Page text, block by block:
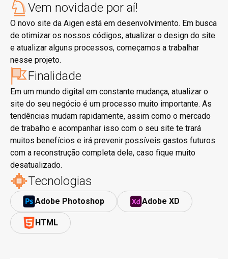
Vem novidade por aí!
O novo site da Aigen está em desenvolvimento. Em busca
de otimizar os nossos códigos, atualizar o design do site
e atualizar alguns processos, começamos a trabalhar
nesse projeto.
Finalidade
Em um mundo digital em constante mudança, atualizar o
site do seu negócio é um processo muito importante. As
tendências mudam rapidamente, assim como o mercado
de trabalho e acompanhar isso com o seu site te trará
muitos benefícios e irá prevenir possíveis gastos futuros
com a reconstrução completa dele, caso fique muito
desatualizado.
Tecnologias
Adobe Photoshop Adobe XD
HTML